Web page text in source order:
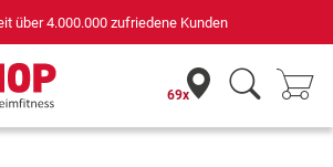
über 4.000.000 zufriedene Kunden
69x